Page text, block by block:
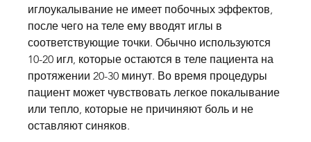
иглоукалывание не имеет побочных эффектов,
после чего на теле ему вводят иглы в
соответствующие точки. Обычно используются
10-20 игл, которые остаются в теле пациента на
протяжении 20-30 минут. Во время процедуры
пациент может чувствовать легкое покалывание
или тепло, которые не причиняют боль и не
оставляют синяков.